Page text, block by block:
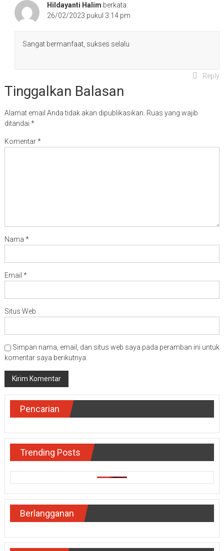
Hildayanti Halim berkata:
26/02/2023 pukul 3:14 pm
Sangat bermanfaat, sukses selalu
Reply
Tinggalkan Balasan
Alamat email Anda tidak akan dipublikasikan. Ruas yang wajib
ditandai *
Komentar*
Nama *
Email *
Situs Web
Simpan nama, email, dan situs web saya pada peramban ini untuk
komentar saya berikutnya.
Pencarian
Trending Posts
Berlangganan